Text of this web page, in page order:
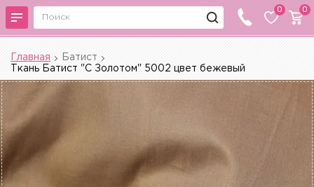
0 0
Главная
Батист
Ткань Батист "С Золотом" 5002 цвет бежевый